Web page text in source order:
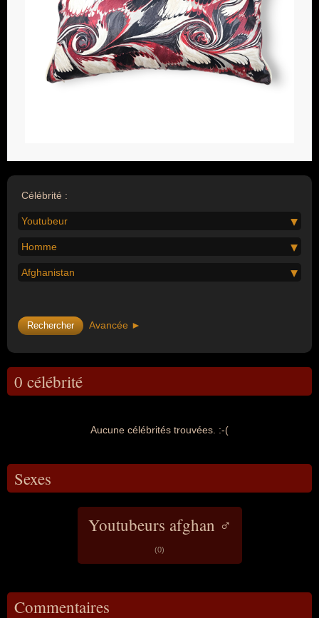
Célébrité :
Youtubeur
Homme
Afghanistan
Avancée ►
0 célébrité
Aucune célébrités trouvées. :-(
Sexes
Youtubeurs afghan ♂
(0)
Commentaires